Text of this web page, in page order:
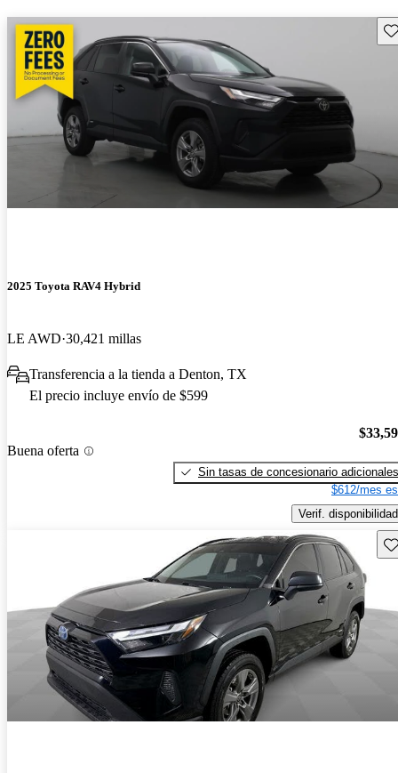
2025 Toyota RAV4 Hybrid
LE AWD 30,421 millas
Transferencia a la tienda a Denton, TX
El precio incluye envío de $599
Buena oferta
Sin tasas de concesionario adicionales
$612/mes
Verif. disponibilidad